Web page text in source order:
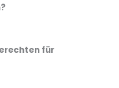
für